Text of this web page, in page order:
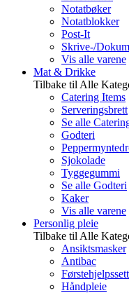
Notatbøker
Notatblokker
Post-It
Skrive-/
Vis alle varene
Mat & Drikke
Tilbake til Alle
Catering Items
Serveringsbrett
Se alle
Godteri
Sjokolade
Tyggegummi
Se alle Godteri
Kaker
Vis alle varene
Personlig pleie
Tilbake til Alle
Ansiktsmasker
Antibac
Førstehjelpssett
Håndpleie